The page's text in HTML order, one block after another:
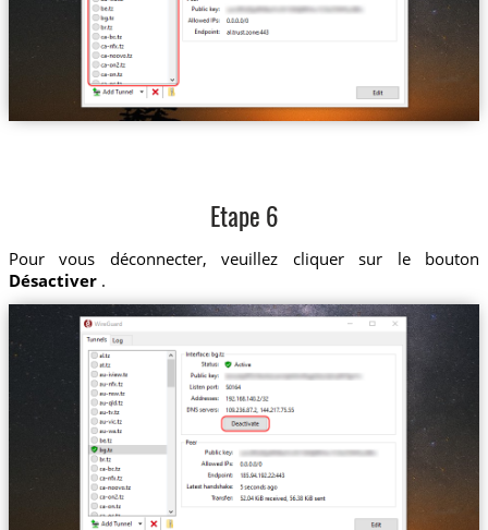
Etape 6
Pour vous déconnecter, veuillez cliquer sur le bouton
Désactiver.